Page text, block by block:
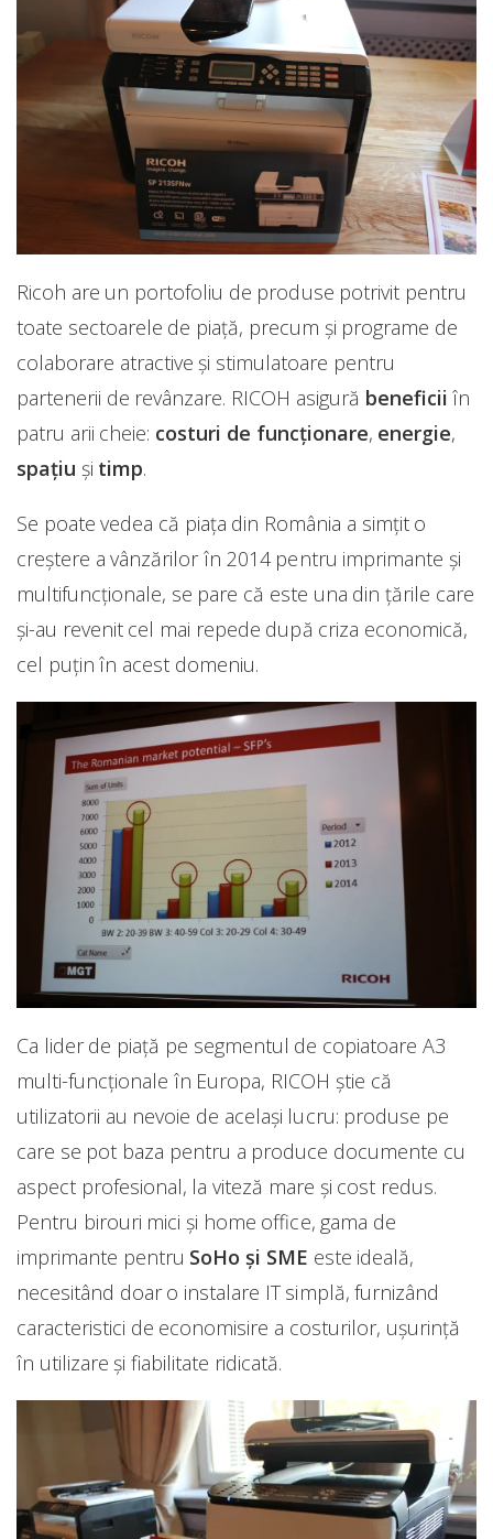
Ricoh are un portofoliu de produse potrivit pentru
toate sectoarele de piaţă, precum şi programe de
colaborare atractive şi stimulatoare pentru
partenerii de revânzare. RICOH asigură beneficii în
patru arii cheie: costuri de funcţionare, energie,
spaţiu şi timp.
Se poate vedea că piața din România a simțit o
creștere a vânzărilor în 2014 pentru imprimante și
multifuncționale, se pare că este una din țările care
și-au revenit cel mai repede după criza economică,
cel puțin în acest domeniu.
Ca lider de piaţă pe segmentul de copiatoare A3
multi-funcţionale în Europa, RICOH ştie că
utilizatorii au nevoie de acelaşi lucru: produse pe
care se pot baza pentru a produce documente cu
aspect profesional, la viteză mare şi cost redus.
Pentru birouri mici şi home office, gama de
imprimante pentru SoHo și SME este ideală,
necesitând doar o instalare IT simplă, furnizând
caracteristici de economisire a costurilor, uşurinţă
în utilizare şi fiabilitate ridicată.